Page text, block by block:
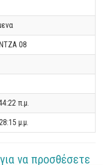
08
π.μ.
μ.μ.
να προσθέσετε